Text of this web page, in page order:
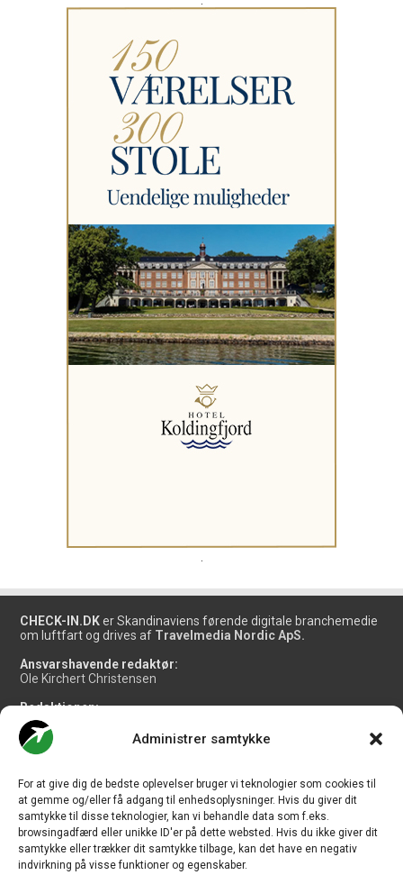
Administrer samtykke
For at give dig de bedste oplevelser bruger vi teknologier som cookies til
at gemme og/eller få adgang til enhedsoplysninger. Hvis du giver dit
samtykke til disse teknologier, kan vi behandle data som f.eks.
browsingadfærd eller unikke ID'er på dette websted. Hvis du ikke giver dit
samtykke eller trækker dit samtykke tilbage, kan det have en negativ
indvirkning på visse funktioner og egenskaber.
.
CHECK-IN.DK er Skandinaviens førende digitale branchemedie
om luftfart og drives af Travelmedia Nordic ApS.
Ansvarshavende redaktør:
Ole Kirchert Christensen
Redaktionen:
Christian Granhøj Skouboe
Henrik Baumgarten
Danny Longhi Andreasen
Salg og jobannoncer:
salg@travelmedianordic.com
Vi tager ansvar for indholdet og er tilmeldt